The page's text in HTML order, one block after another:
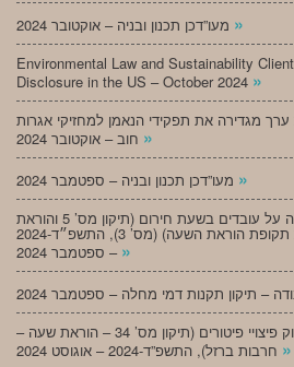
»
Environmental Law and Sustainability
Disclosure in the US – October 2024 »
ערך מגדירה את תפקידי הנאמן למחזיקי אגרות
»
»
מעו”דכן יחסי עבודה – צו הגנה על עובדים בשעת חירום (תיקון מס’ 5 והוראת
שעה – חרבות ברזל) (הארכת תקופת הוראת השעה) (מס’ 3), התשפ״ד-2024
– ספטמבר 2024 »
מעו”דכן יחסי עבודה – חוק פיצויי פיטורים (תיקון מס’ 34 – הוראת שעה –
»